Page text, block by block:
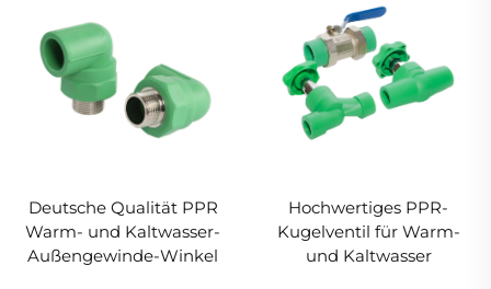
Deutsche Qualität PPR
Warm- und Kaltwasser-
Außengewinde-Winkel
Hochwertiges PPR-
Kugelventil für Warm-
und Kaltwasser